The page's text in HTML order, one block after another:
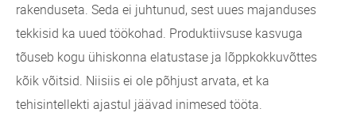
rakenduseta. Seda ei juhtunud, sest uues majanduses
tekkisid ka uued töökohad. Produktiivsuse kasvuga
tõuseb kogu ühiskonna elatustase ja lõppkokkuvõttes
kõik võitsid. Niisiis ei ole põhjust arvata, et ka
tehisintellekti ajastul jäävad inimesed tööta.